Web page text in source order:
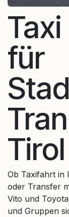
für
Tirol
Ob Taxifahrt in
oder Transfer
Vito und
und Gruppen